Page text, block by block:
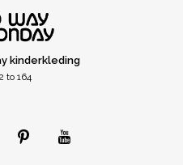
kinderkleding
to 164